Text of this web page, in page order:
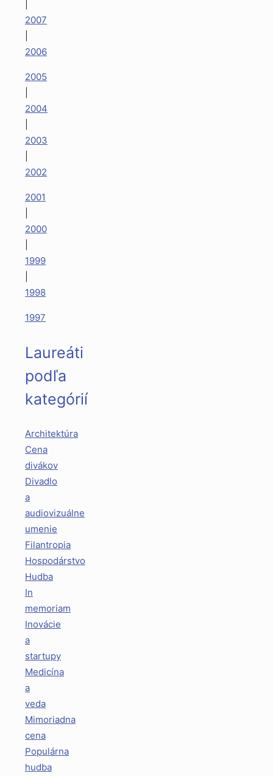
2007
2006
2005
2004
2003
2002
2001
2000
1999
1998
1997
Laureáti
podľa
kategórií
Architektúra
Cena
divákov
Divadlo
a
audiovizuálne
umenie
Filantropia
Hospodárstvo
Hudba
In
memoriam
Inovácie
a
startupy
Medicína
a
veda
Mimoriadna
cena
Populárna
hudba